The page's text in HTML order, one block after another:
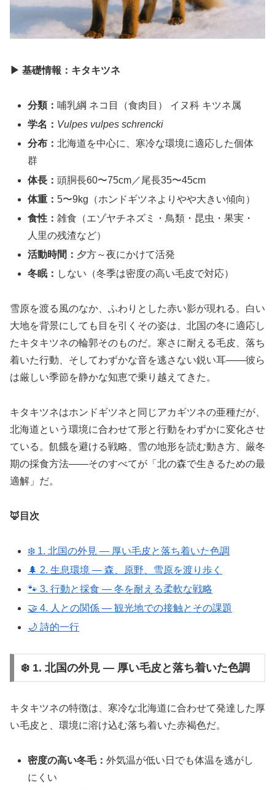
▶ 基礎情報：キタキツネ
分類： 哺乳綱 ネコ目（食肉目） イヌ科 キツネ属
学名： Vulpes vulpes schrencki
分布：北海道を中心に、寒冷な環境に適応した個体
群
体長：頭胴長60〜75cm／尾長35〜45cm
体重：5〜9kg（ホンドギツネよりやや大きい傾向）
食性：雑食（エゾヤチネズミ・鳥類・昆虫・果実・
人里の残渣など）
活動時間： 夕方～夜にかけて活発
冬眠： しない（冬季は密度の高い毛皮で対応）
雪原を渡る風のなか、ふわりとした赤い影が現れる。白い
大地を背景にしても目を引くその姿は、北国の冬に適応し
たキタキツネの輪郭そのものだ。寒さに耐える毛皮、落ち
着いた行動、そしてわずかな音を逃さない鋭い耳――彼ら
は厳しい季節を静かな知恵で乗り越えてきた。
キタキツネはホンドギツネと同じアカギツネの亜種だが、
北海道という環境に合わせて形と行動をわずかに変化させ
ている。飢餓を避ける戦略、雪の地形を読む動き方、厳冬
期の採食方法――そのすべてが「北の森で生きるための最
適解」だ。
🦊目次
❄️ 1. 北国の外見 ― 厚い毛皮と落ち着いた色調
🌲 2. 生息環境 ― 森、原野、雪原を渡り歩く
🐾 3. 行動と採食 ― 冬を耐える柔軟な戦略
🤝 4. 人との関係 ― 観光地での接触とその課題
🌙 詩的一行
❄️ 1. 北国の外見 ― 厚い毛皮と落ち着いた色調
キタキツネの特徴は、寒冷な北海道に合わせて発達した厚
い毛皮と、環境に溶け込む落ち着いた赤褐色だ。
密度の高い冬毛：外気温が低い日でも体温を逃がし
にくい